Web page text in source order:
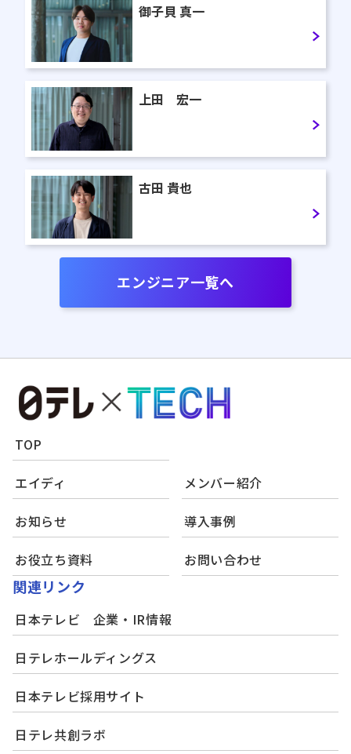
御子貝 真一
上田 宏一
古田 貴也
エンジニア一覧へ
TOP
エイディ メンバー紹介
お知らせ 導入事例
お役立ち資料 お問い合わせ
関連リンク
日本テレビ 企業・IR情報
日テレホールディングス
日本テレビ採用サイト
日テレ共創ラボ